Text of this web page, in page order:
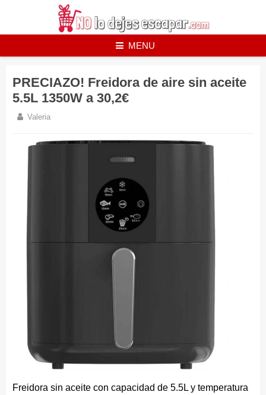
MENU
PRECIAZO! Freidora de aire sin aceite
5.5L 1350W a 30,2€
Valeria
Freidora sin aceite con capacidad de 5.5L y temperatura